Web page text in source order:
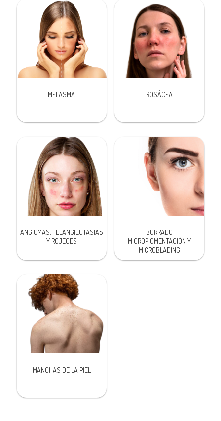
MELASMA ROSÁCEA
ANGIOMAS, TELANGIECTASIAS
Y ROJECES
BORRADO
MICROPIGMENTACIÓN Y
MICROBLADING
MANCHAS DE LA PIEL